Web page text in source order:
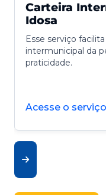
Carteira
Idosa
Esse serviço
intermunicipal da
praticidade.
Acesse o serviço